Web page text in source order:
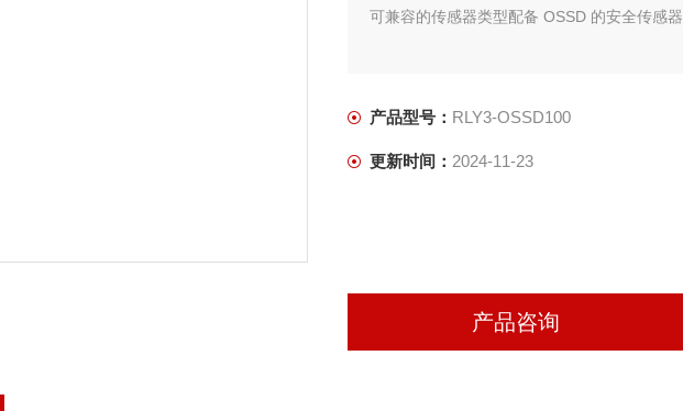
可兼容的传感器类型配备 OSSD 的安全传感器
产品型号： RLY3-OSSD100
更新时间： 2024-11-23
产品咨询